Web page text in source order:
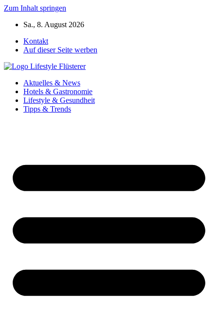
Zum Inhalt springen
Sa., 8. August 2026
Kontakt
Auf dieser Seite werben
Aktuelles & News
Hotels & Gastronomie
Lifestyle & Gesundheit
Tipps & Trends